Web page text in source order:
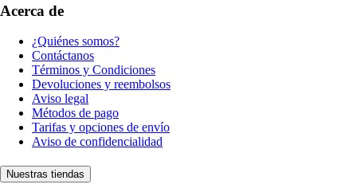
Acerca de
¿Quiénes somos?
Contáctanos
Términos y Condiciones
Devoluciones y reembolsos
Aviso legal
Métodos de pago
Tarifas y opciones de envío
Aviso de confidencialidad
Nuestras tiendas